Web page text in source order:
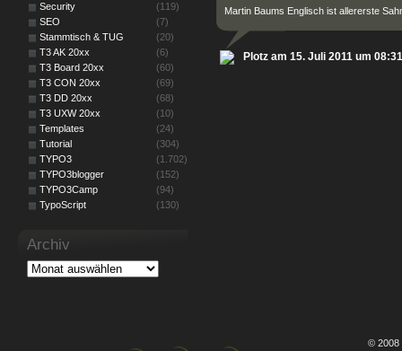
Martin Baums Englisch ist allererste
Plotz am 15. Juli 2011 um 08:31
Security
(119)
SEO
(7)
Stammtisch & TUG
(20)
T3 AK 20xx
(6)
T3 Board 20xx
(60)
T3 CON 20xx
(69)
T3 DD 20xx
(68)
T3 UXW 20xx
(10)
Templates
(24)
Tutorial
(304)
TYPO3
(1.702)
TYPO3blogger
(152)
TYPO3Camp
(94)
TypoScript
(130)
Archiv
© 2008